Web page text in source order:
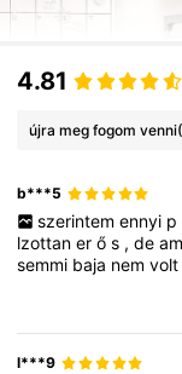
4.81
újra meg fogom venni
b***5
szerintem ennyi p
lzottanerős ,de
semmi baja nemvolt
isúgylátszik,
eddig m é g nem
l***9